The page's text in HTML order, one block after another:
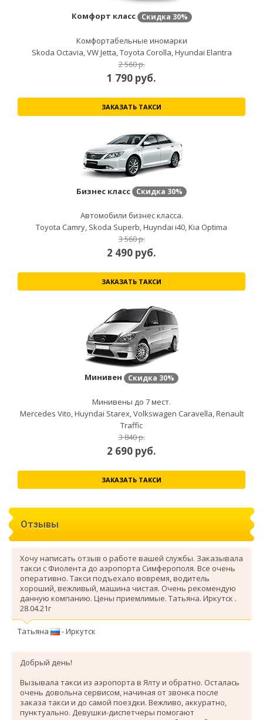
Комфорт класс Скидка 30%
Комфортабельные иномарки
Skoda Octavia, VW Jetta, Toyota Corolla, Hyundai Elantra
2 560 р.
1 790 руб.
ЗАКАЗАТЬ ТАКСИ
Бизнес класс Скидка 30%
Автомобили бизнес класса.
Toyota Camry, Skoda Superb, Huyndai i40, Kia Optima
3 560 р.
2 490 руб.
ЗАКАЗАТЬ ТАКСИ
Минивен Скидка 30%
Минивены до 7 мест.
Mercedes Vito, Huyndai Starex, Volkswagen Caravella, Renault
Traffic
3 840 р.
2 690 руб.
ЗАКАЗАТЬ ТАКСИ
Отзывы
Хочу написать отзыв о работе вашей службы. Заказывала
такси с Фиолента до аэропорта Симферополя. Все очень
оперативно. Такси подъехало вовремя, водитель
хороший, вежливый, машина чистая. Очень рекомендую
данную компанию. Цены приемлимые. Татьяна. Иркутск .
28.04.21г
Татьяна - Иркутск
Добрый день!
Вызывала такси из аэропорта в Ялту и обратно. Осталась
очень довольна сервисом, начиная от звонка после
заказа такси и до самой поездки. Вежливо, аккуратно,
пунктуально. Девушки-диспетчеры помогают